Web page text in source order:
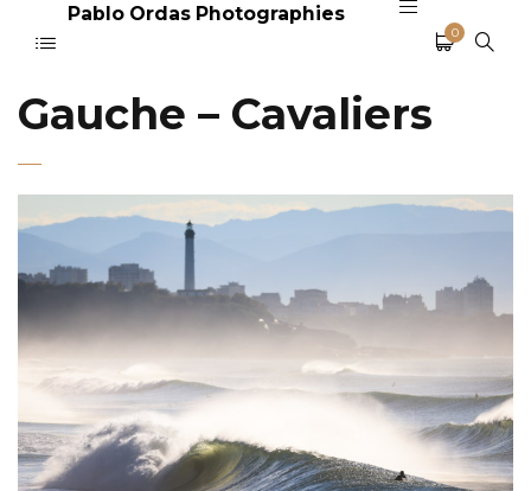
Pablo Ordas Photographies
0
Gauche – Cavaliers